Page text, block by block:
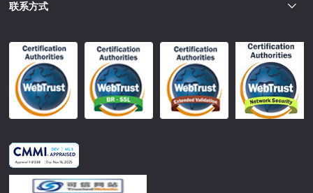
联系方式